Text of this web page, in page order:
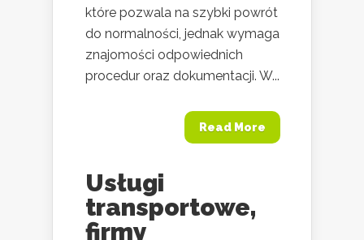
które pozwala na szybki powrót
do normalności, jednak wymaga
znajomości odpowiednich
procedur oraz dokumentacji. W...
Read More
Usługi
transportowe,
firmy